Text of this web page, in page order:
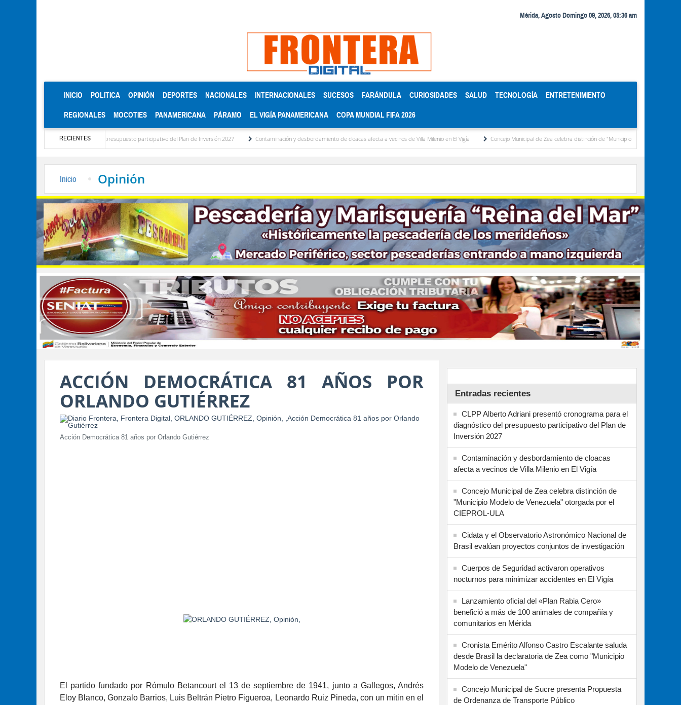
Mérida, Agosto Domingo 09, 2026, 05:36 am
INICIO (CURRENT)
POLITICA OPINIÓN DEPORTES NACIONALES INTERNACIONALES SUCESOS FARÁNDULA CURIOSIDADES SALUD TECNOLOGÍA ENTRETENIMIENTO
REGIONALES MOCOTIES PANAMERICANA PÁRAMO EL VIGÍA PANAMERICANA COPA MUNDIAL FIFA 2026
RECIENTES
para el diagnóstico del presupuesto participativo del Plan de Inversión 2027 Contaminación y desbordamiento de cloacas afecta a vecinos de Villa Milenio en El Vigía Concejo Municipal de Zea celebra distinción de "Municipio Modelo de Venezuela" otorgada
Inicio Opinión
ACCIÓN DEMOCRÁTICA 81 AÑOS POR
ORLANDO GUTIÉRREZ
Acción Democrática 81 años por Orlando Gutiérrez
El partido fundado por Rómulo Betancourt el 13 de septiembre de 1941, junto a Gallegos, Andrés
Eloy Blanco, Gonzalo Barrios, Luis Beltrán Pietro Figueroa, Leonardo Ruiz Pineda, con un mitin en el
Entradas recientes
CLPP Alberto Adriani presentó cronograma para el
diagnóstico del presupuesto participativo del Plan de
Inversión 2027
Contaminación y desbordamiento de cloacas
afecta a vecinos de Villa Milenio en El Vigía
Concejo Municipal de Zea celebra distinción de
"Municipio Modelo de Venezuela" otorgada por el
CIEPROL-ULA
Cidata y el Observatorio Astronómico Nacional de
Brasil evalúan proyectos conjuntos de investigación
Cuerpos de Seguridad activaron operativos
nocturnos para minimizar accidentes en El Vigía
Lanzamiento oficial del «Plan Rabia Cero»
benefició a más de 100 animales de compañía y
comunitarios en Mérida
Cronista Emérito Alfonso Castro Escalante saluda
desde Brasil la declaratoria de Zea como "Municipio
Modelo de Venezuela"
Concejo Municipal de Sucre presenta Propuesta
de Ordenanza de Transporte Público